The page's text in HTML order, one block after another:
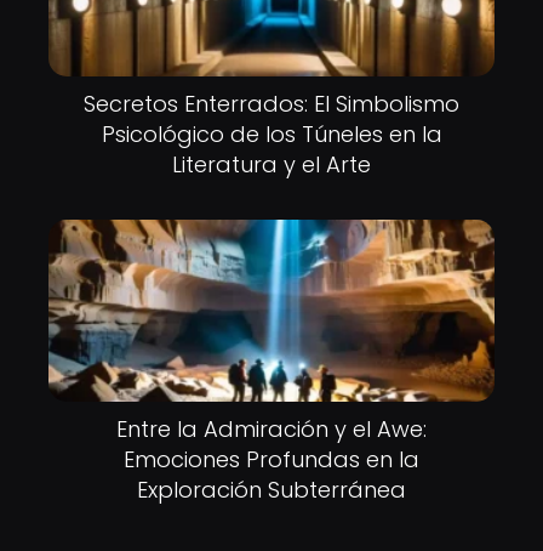
Secretos Enterrados: El Simbolismo
Psicológico de los Túneles en la
Literatura y el Arte
Entre la Admiración y el Awe:
Emociones Profundas en la
Exploración Subterránea